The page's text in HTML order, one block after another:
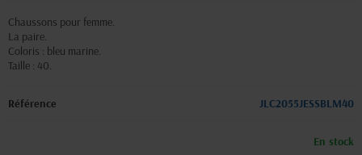
Chaussons pour femme.
La paire.
Coloris : bleu marine.
Taille : 40.
Référence JLC2055JESSBLM40
En stock